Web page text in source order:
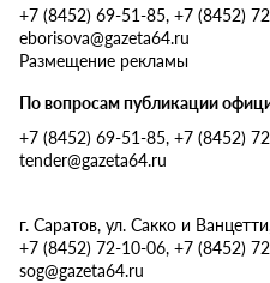
+7 (8452) 69-51-85, +7 (8452)
eborisova@gazeta64.ru
Размещение рекламы
По вопросам публикации
+7 (8452) 69-51-85, +7 (8452)
tender@gazeta64.ru
г. Саратов, ул. Сакко и
+7 (8452) 72-10-06, +7 (8452)
sog@gazeta64.ru